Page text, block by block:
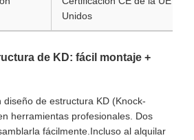
Unidos
de KD: fácil montaje +
diseño de estructura KD (Knock-
herramientas profesionales. Dos
fácilmente.Incluso al alquilar